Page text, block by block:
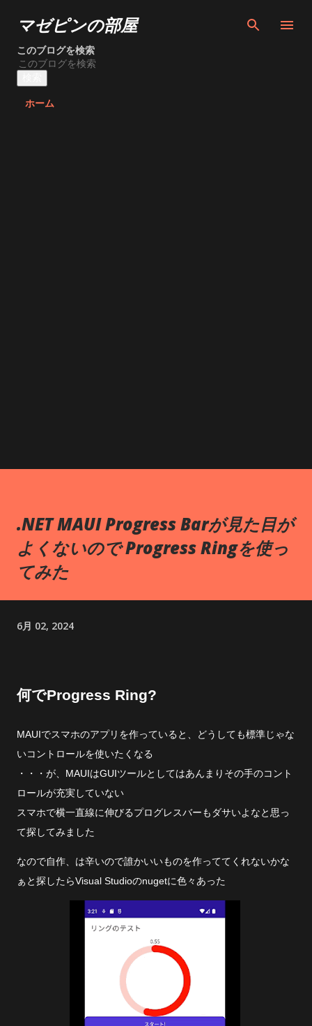
スキップしてメイン コンテン
マゼピンの部屋
このブログを検索
ホーム
.NET MAUI Progress Barが見た目が
よくないので Progress Ringを使っ
てみた
6月 02, 2024
何でProgress Ring?
MAUIでスマホのアプリを作っていると、どうしても標準じゃな
いコントロールを使いたくなる
・・・が、MAUIはGUIツールとしてはあんまりその手のコント
ロールが充実していない
スマホで横一直線に伸びるプログレスバーもダサいよなと思っ
て探してみました
なので自作、は辛いので誰かいいものを作っててくれないかな
ぁと探したらVisual Studioのnugetに色々あった